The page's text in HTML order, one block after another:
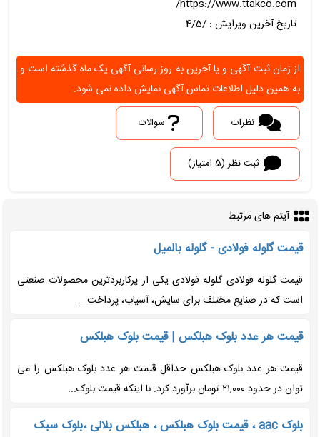
https://www.ttakco.com/
تاریخ آخرین ویرایش : /4/5
از زمان ثبت آگهی و یا آخرین به روز رسانی آگهی یک ماه گذشته است و
به همین دلیل اطلاعات تماس آگهی نمایش داده نمی شود.
نظرات سوالات
ثبت نظر (5 امتیاز)
آیتم های مرتبط
قیمت گلوله فولادی - گلوله بالمیل
قیمت گلوله فولادی گلوله فولادی یکی از پرکاربردترین محصولات صنعتی
است که در صنایع مختلف برای سایش، آسیاب، پرداخت...
قیمت هر عدد بلوک هبلکس | قیمت بلوک هبلکس
قیمت هر عدد بلوک هبلکس حداقل قیمت هر عدد بلوک هبلکس را می
توان در حدود ۲۱,۰۰۰ تومان برآورد کرد. با اینکه قیمت بلوک...
بلوک aac ، قیمت بلوک هبلکس ، هبلکس بلالی ،بلوک سبک